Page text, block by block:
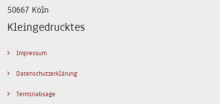
50667 Köln
Kleingedrucktes
Impressum
Datenschutzerklärung
Terminabsage